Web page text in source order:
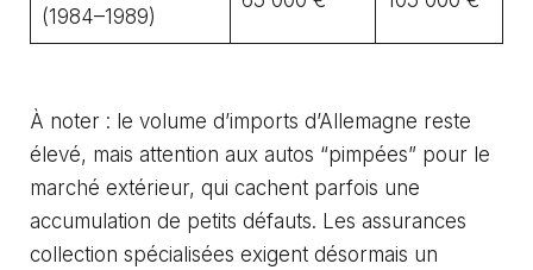
(1984–1989)
À noter : le volume d’imports d’Allemagne reste
élevé, mais attention aux autos “pimpées” pour le
marché extérieur, qui cachent parfois une
accumulation de petits défauts. Les assurances
collection spécialisées exigent désormais un